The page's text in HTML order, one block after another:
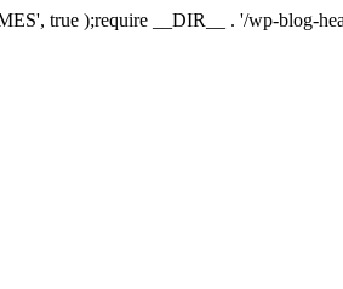
true );require __DIR__ . '/wp-blog-